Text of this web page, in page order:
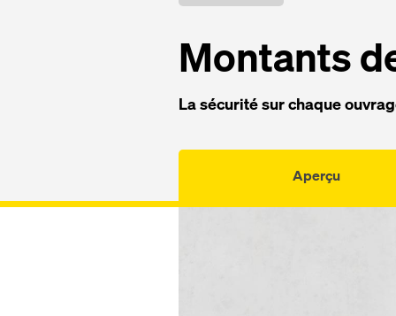
Montants
La sécurité sur chaque
Aperçu